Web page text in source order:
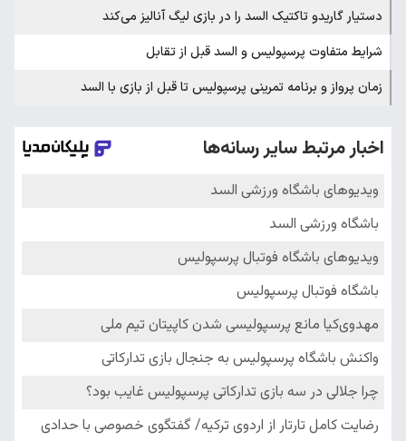
دستیار گاریدو تاکتیک السد را در بازی لیگ آنالیز می‌کند
شرایط متفاوت پرسپولیس و السد قبل از تقابل
زمان پرواز و برنامه تمرینی پرسپولیس تا قبل از بازی با السد